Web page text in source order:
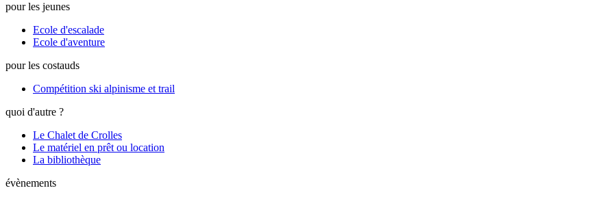
pour les jeunes
Ecole d'escalade
Ecole d'aventure
pour les costauds
Compétition ski alpinisme et trail
quoi d'autre ?
Le Chalet de Crolles
Le matériel en prêt ou location
La bibliothèque
évènements